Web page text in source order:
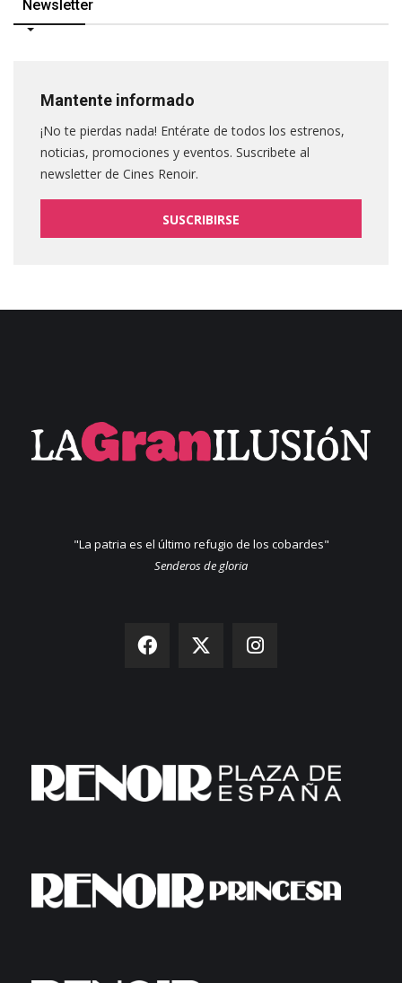
Newsletter
Mantente informado
¡No te pierdas nada! Entérate de todos los estrenos,
noticias, promociones y eventos. Suscribete al
newsletter de Cines Renoir.
SUSCRIBIRSE
"La patria es el último refugio de los cobardes"
Senderos de gloria